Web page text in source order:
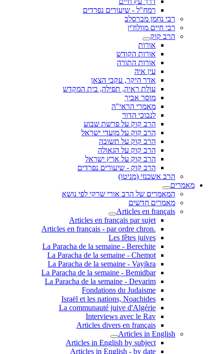
רמח"ל - שיעורים נפרדים
רבי נחמן מברסלב
רבי חיים מוולוז'ין
הרב קוק
אורות
אורות הקודש
אורות התורה
עין איה
אדר היקר, עקבי הצאן
עולת ראיה, תפילה, בית המקדש
מוסר אביך
מאמרי הראי"ה
לנבוכי הדור
הרב קוק על פרשת שבוע
הרב קוק על מועדי ישראל
הרב קוק על תשובה
הרב קוק על הגאולה
הרב קוק על ארץ ישראל
הרב קוק - שיעורים נפרדים
הרב אשכנזי (מניטו)
מאמרים
המאמרים של הרב אורי שרקי לפי נושא
מאמרים חדשים
Articles en français
Articles en français par sujet
.Articles en français - par ordre chron
Les fêtes juives
La Paracha de la semaine - Berechite
La Paracha de la semaine - Chemot
La Paracha de la semaine - Vayikra
La Paracha de la semaine - Bemidbar
La Paracha de la semaine - Devarim
Fondations du Judaisme
Israël et les nations, Noachides
La communauté juive d'Algérie
Interviews avec le Rav
Articles divers en français
Articles in English
Articles in English by subject
Articles in English - by date